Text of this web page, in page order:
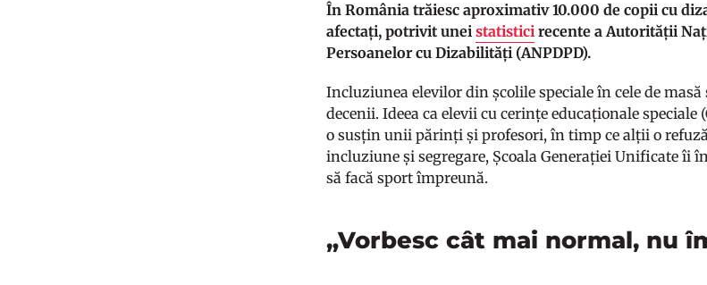
În România trăiesc aproximativ 10.000 de copii cu
afectați, potrivit uneistatistici recente a Autorității
Persoanelor cu Dizabilități (ANPDPD).
Incluziunea elevilor din școlile speciale în cele de
decenii. Ideea ca elevii cu cerințe educaționale
o susțin unii părinți și profesori, în timp ce alții o
incluziune și segregare, Școala Generației Unificate îi
să facă sport împreună.
„Vorbesc cât mai normal, nu